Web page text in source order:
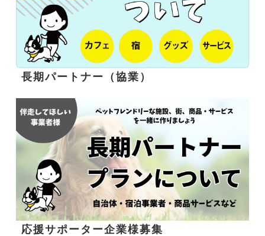
長期パートナー（協業）
応援サポーター企業様募集